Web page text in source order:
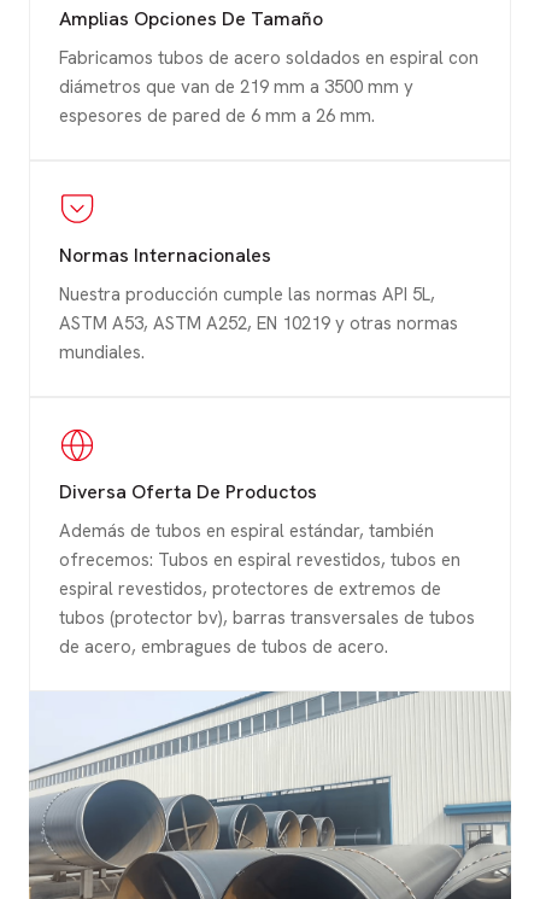
Amplias Opciones De Tamaño
Fabricamos tubos de acero soldados en espiral con
diámetros que van de 219 mm a 3500 mm y
espesores de pared de 6 mm a 26 mm.
Normas Internacionales
Nuestra producción cumple las normas API 5L,
ASTM A53, ASTM A252, EN 10219 y otras normas
mundiales.
Diversa Oferta De Productos
Además de tubos en espiral estándar, también
ofrecemos: Tubos en espiral revestidos, tubos en
espiral revestidos, protectores de extremos de
tubos (protector bv), barras transversales de tubos
de acero, embragues de tubos de acero.